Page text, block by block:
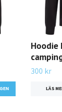
Hoodie
300 kr
LÄS